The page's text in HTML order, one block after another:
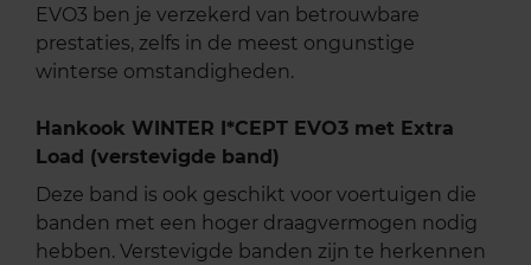
EVO3 ben je verzekerd van betrouwbare
prestaties, zelfs in de meest ongunstige
winterse omstandigheden.
Hankook WINTER I*CEPT EVO3 met Extra
Load (verstevigde band)
Deze band is ook geschikt voor voertuigen die
banden met een hoger draagvermogen nodig
hebben. Verstevigde banden zijn te herkennen